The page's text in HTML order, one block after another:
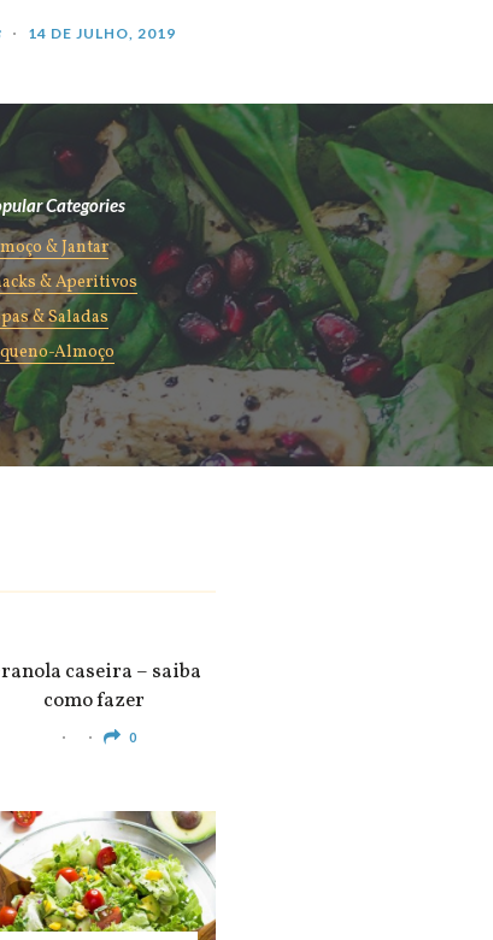
14 DE JULHO, 2019
Categories
& Jantar
& Aperitivos
& Saladas
Almoço
caseira – saiba
como fazer
0